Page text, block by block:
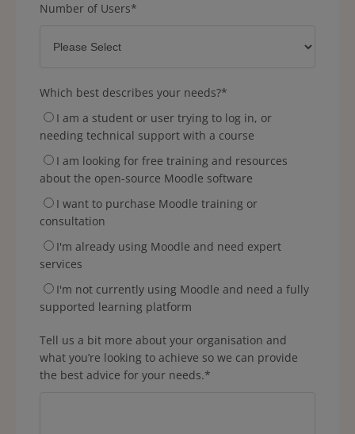
Number of Users*
Which best describes your needs?*
I am a student or user trying to log in, or
needing technical support with a course
I am looking for free training and resources
about the open-source Moodle software
I want to purchase Moodle training or
consultation
I'm already using Moodle and need expert
services
I'm not currently using Moodle and need a fully
supported learning platform
Tell us a bit more about your organisation and
what you’re looking to achieve so we can provide
the best advice for your needs.*